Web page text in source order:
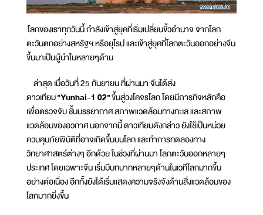
โลกของเราทุกวันนี้ กำลังเข้าสู่ยุคที่เริ่มเปลี่ยนขั้วอำนาจ จากโลก
ตะวันตกอย่างสหรัฐฯ หรือยุโรป และเข้าสู่ยุคที่โลกตะวันออกอย่างจีน
ขึ้นมาเป็นผู้นำในหลายๆด้าน
ล่าสุด เมื่อวันที่ 25 กันยายน ที่ผ่านมา จีนได้ส่ง
ดาวเทียม"Yunhai-1 02"ขึ้นสู่วงโคจรโลก โดยมีภารกิจหลักคือ
เพื่อตรวจจับ ชั้นบรรยากาศ สภาพแวดล้อมทางทะเล และสภาพ
แวดล้อมของอวกาศ นอกจากนี้ ดาวเทียมดังกล่าว ยังใช้เป็นหน่วย
ควบคุมภัยพิบัติที่อาจเกิดขึ้นบนโลก และทำการทดลองทาง
วิทยาศาสตร์ต่างๆ อีกด้วย ในช่วงที่ผ่านมา โลกตะวันออกหลายๆ
ประเทศ โดยเฉพาะจีน เริ่มมีบทบาทหลายๆด้านในเวทีโลกมากขึ้น
อย่างต่อเนื่อง อีกทั้งยังได้เริ่มแสดงความจริงจังด้านสิ่งแวดล้อมของ
โลกมากยิ่งขึ้น